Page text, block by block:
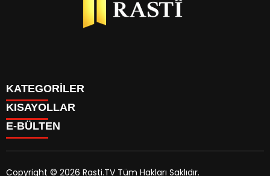
KATEGORİLER
BİYOGRAFİLER
DÜNYA
KÜLTÜR SANAT
KISAYOLLAR
YAZARLAR
PARİTELER
E-BÜLTEN
Copyright © 2026 Rasti.TV Tüm Hakları Saklıdır.